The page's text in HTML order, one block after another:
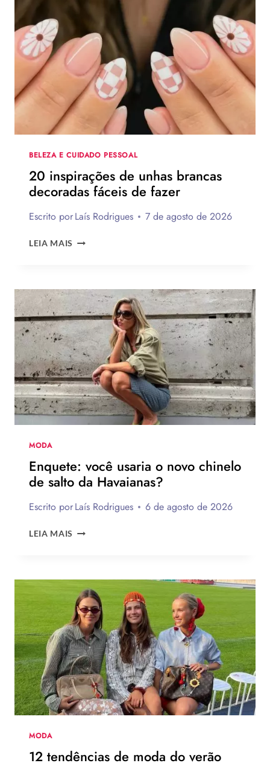
2026:
IDEIAS
DE
PRESENTES
CRIATIVOS
COM
PASSO
A
BELEZA E CUIDADO PESSOAL
20 inspirações de unhas brancas
decoradas fáceis de fazer
Escrito porLaís Rodrigues 7 de agosto de 2026
LEIA MAIS
BRANCAS
DECORADAS
FÁCEIS
DE
FAZER
MODA
Enquete: você usaria o novo chinelo
de salto da Havaianas?
Escrito porLaís Rodrigues 6 de agosto de 2026
LEIA MAIS ENQUETE:
NOVO
CHINELO
DE
SALTO
DA
HAVAIANAS?
MODA
12 tendências de moda do verão